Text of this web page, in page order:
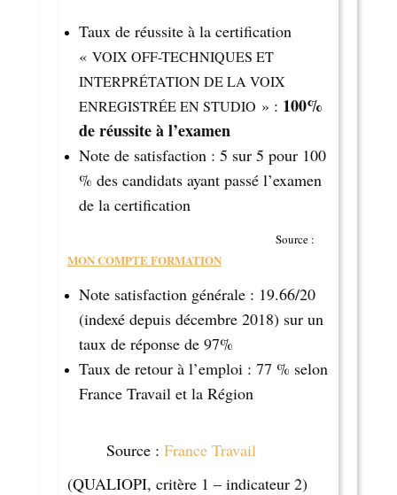
Taux de réussite à la certification
« VOIX OFF-TECHNIQUES ET
INTERPRÉTATION DE LA VOIX
ENREGISTRÉE EN STUDIO » : 100%
de réussite à l’examen
Note de satisfaction : 5 sur 5 pour 100
% des candidats ayant passé l’examen
de la certification
Source :
MON COMPTE FORMATION
Note satisfaction générale : 19.66/20
(indexé depuis décembre 2018) sur un
taux de réponse de 97%
Taux de retour à l’emploi : 77 % selon
France Travail et la Région
Source : France Travail
(QUALIOPI, critère 1 – indicateur 2)